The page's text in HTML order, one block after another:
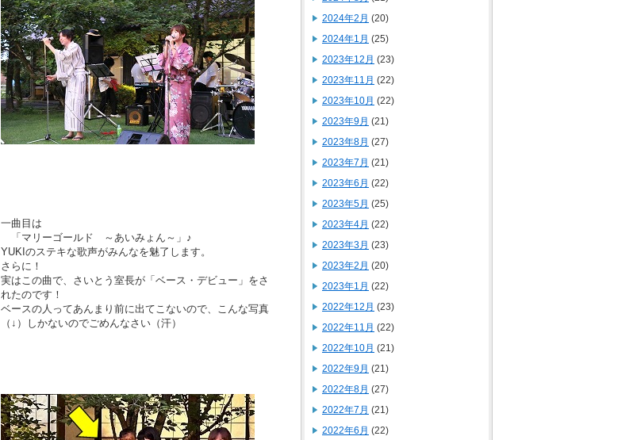
一曲目は
「マリーゴールド ～あいみょん～」♪
YUKIのステキな歌声がみんなを魅了します。
さらに！
実はこの曲で、さいとう室長が「ベース・デビュー」をさ
れたのです！
ベースの人ってあんまり前に出てこないので、こんな写真
（↓）しかないのでごめんなさい（汗）
2024年2月 (20)
2024年1月 (25)
2023年12月 (23)
2023年11月 (22)
2023年10月 (22)
2023年9月 (21)
2023年8月 (27)
2023年7月 (21)
2023年6月 (22)
2023年5月 (25)
2023年4月 (22)
2023年3月 (23)
2023年2月 (20)
2023年1月 (22)
2022年12月 (23)
2022年11月 (22)
2022年10月 (21)
2022年9月 (21)
2022年8月 (27)
2022年7月 (21)
2022年6月 (22)